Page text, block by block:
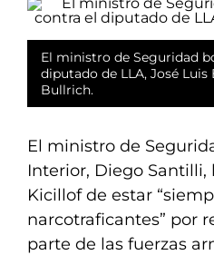
El ministro de Seguridad
diputado de LLA, José
Bullrich.
El ministro de
Interior, Diego
Kicillof de estar
narcotraficantes” por
parte de las fuerzas